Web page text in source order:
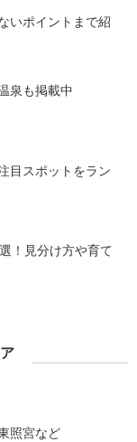
いポイントまで紹
泉も掲載中
目スポットをラン
！見分け方や育て
照宮など